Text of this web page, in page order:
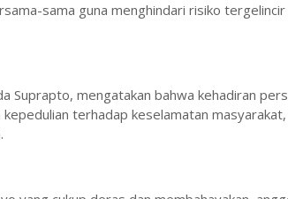
sama guna menghindari risiko
Suprapto, mengatakan bahwa kehadiran
terhadap keselamatan